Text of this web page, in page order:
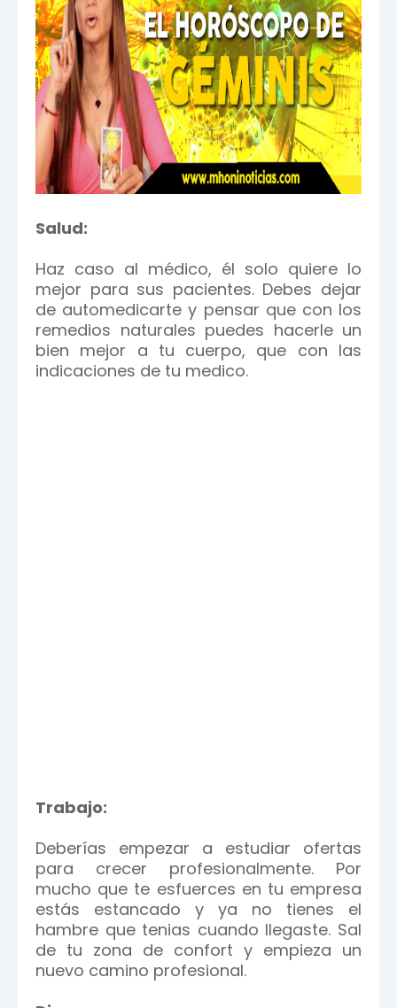
Salud:
Haz caso al médico, él solo quiere lo
mejor para sus pacientes. Debes dejar
de automedicarte y pensar que con los
remedios naturales puedes hacerle un
bien mejor a tu cuerpo, que con las
indicaciones de tu medico.
Trabajo:
Deberías empezar a estudiar ofertas
para crecer profesionalmente. Por
mucho que te esfuerces en tu empresa
estás estancado y ya no tienes el
hambre que tenias cuando llegaste. Sal
de tu zona de confort y empieza un
nuevo camino profesional.